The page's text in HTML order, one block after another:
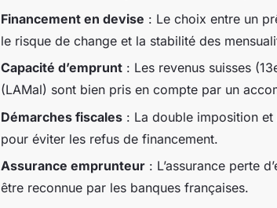
Financement en devise : Le choix entre un
le risque de change et la stabilité des
Capacité d’emprunt : Les revenus suisses
(LAMal) sont bien pris en compte par un
Démarches fiscales : La double imposition
pour éviter les refus de financement.
Assurance emprunteur : L’assurance perte
être reconnue par les banques françaises.